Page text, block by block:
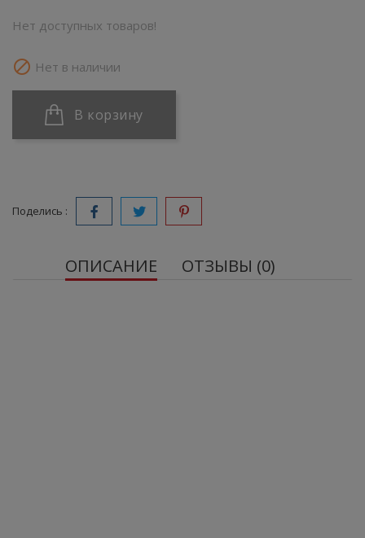
Нет доступных товаров!
 Нет в наличии
В корзину
Поделись :
ОПИСАНИЕ ОТЗЫВЫ (0)